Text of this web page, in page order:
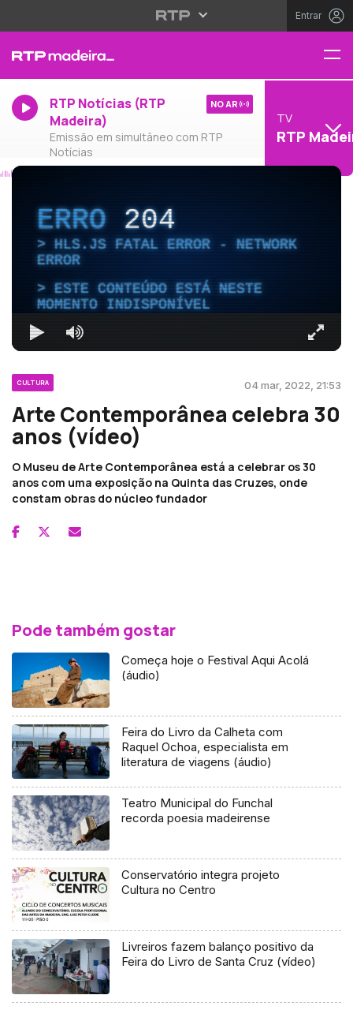
Entrar
RTP Notícias (RTP
Madeira)
Emissão em simultâneo com RTP
Notícias
NO AR
TV
RTP
ERRO204
HLS.JS FATAL ERROR - NETWORK
ERROR
ESTE CONTEÚDO ESTÁ NESTE
MOMENTO INDISPONÍVEL
CULTURA 04 mar, 2022, 21:53
Arte Contemporânea celebra 30
anos (vídeo)
O Museu de Arte Contemporânea está a celebrar os 30
anos com uma exposição na Quinta das Cruzes, onde
constam obras do núcleo fundador
Pode também gostar
Começa hoje o Festival Aqui Acolá
(áudio)
Feira do Livro da Calheta com
Raquel Ochoa, especialista em
literatura de viagens (áudio)
Teatro Municipal do Funchal
recorda poesia madeirense
Conservatório integra projeto
Cultura no Centro
Livreiros fazem balanço positivo da
Feira do Livro de Santa Cruz (vídeo)